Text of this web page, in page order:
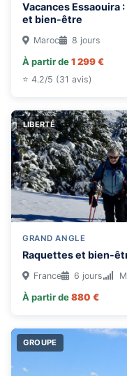
Vacances Essaouira
et bien-être
Maroc 8 jours
À partir de1 299 €
⭐ 4.2/5 (31 avis)
LIBERTÉ
GRAND ANGLE
Raquettes et bien-
France 6 jours
À partir de880 €
GROUPE